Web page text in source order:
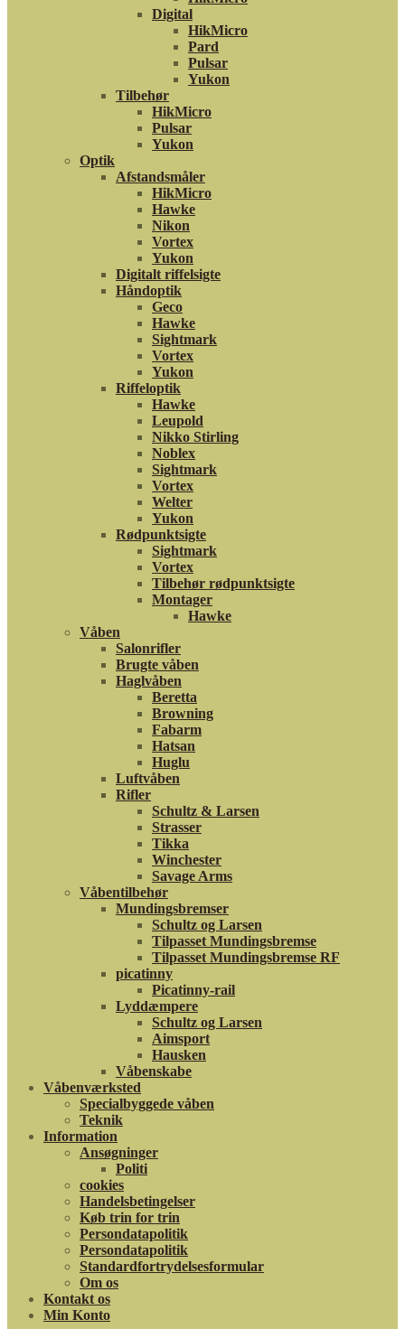
Digital
HikMicro
Pard
Pulsar
Yukon
Tilbehør
HikMicro
Pulsar
Yukon
Optik
Afstandsmåler
HikMicro
Hawke
Nikon
Vortex
Yukon
Digitalt riffelsigte
Håndoptik
Geco
Hawke
Sightmark
Vortex
Yukon
Riffeloptik
Hawke
Leupold
Nikko Stirling
Noblex
Sightmark
Vortex
Welter
Yukon
Rødpunktsigte
Sightmark
Vortex
Tilbehør rødpunktsigte
Montager
Hawke
Våben
Salonrifler
Brugte våben
Haglvåben
Beretta
Browning
Fabarm
Hatsan
Huglu
Luftvåben
Rifler
Schultz & Larsen
Strasser
Tikka
Winchester
Savage Arms
Våbentilbehør
Mundingsbremser
Schultz og Larsen
Tilpasset Mundingsbremse
Tilpasset Mundingsbremse RF
picatinny
Picatinny-rail
Lyddæmpere
Schultz og Larsen
Aimsport
Hausken
Våbenskabe
Våbenværksted
Specialbyggede våben
Teknik
Information
Ansøgninger
Politi
cookies
Handelsbetingelser
Køb trin for trin
Persondatapolitik
Persondatapolitik
Standardfortrydelsesformular
Om os
Kontakt os
Min Konto